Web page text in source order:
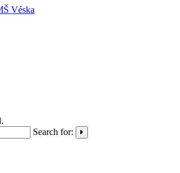
Véska
Search for: